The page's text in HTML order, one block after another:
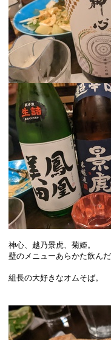
神心、越乃景虎、菊姫。
壁のメニューあらかた飲ん
組長の大好きなオムそば。